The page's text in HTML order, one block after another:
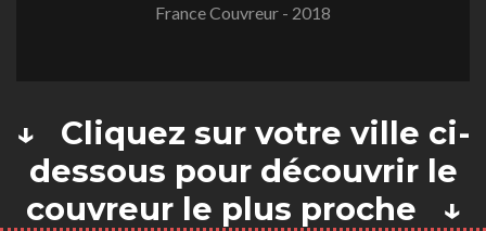
France Couvreur - 2018
↓ Cliquez sur votre ville ci-
dessous pour découvrir le
couvreur le plus proche ↓